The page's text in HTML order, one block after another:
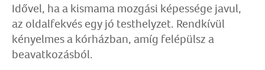
Idővel, ha a kismama mozgási képessége javul,
az oldalfekvés egy jó testhelyzet. Rendkívül
kényelmes a kórházban, amíg felépülsz a
beavatkozásból.